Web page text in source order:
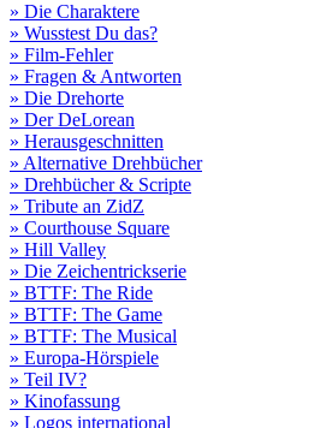
» Die Charaktere
» Wusstest Du das?
» Film-Fehler
» Fragen & Antworten
» Die Drehorte
» Der DeLorean
» Herausgeschnitten
» Alternative Drehbücher
» Drehbücher & Scripte
» Tribute an ZidZ
» Courthouse Square
» Hill Valley
» Die Zeichentrickserie
» BTTF: The Ride
» BTTF: The Game
» BTTF: The Musical
» Europa-Hörspiele
» Teil IV?
» Kinofassung
» Logos international